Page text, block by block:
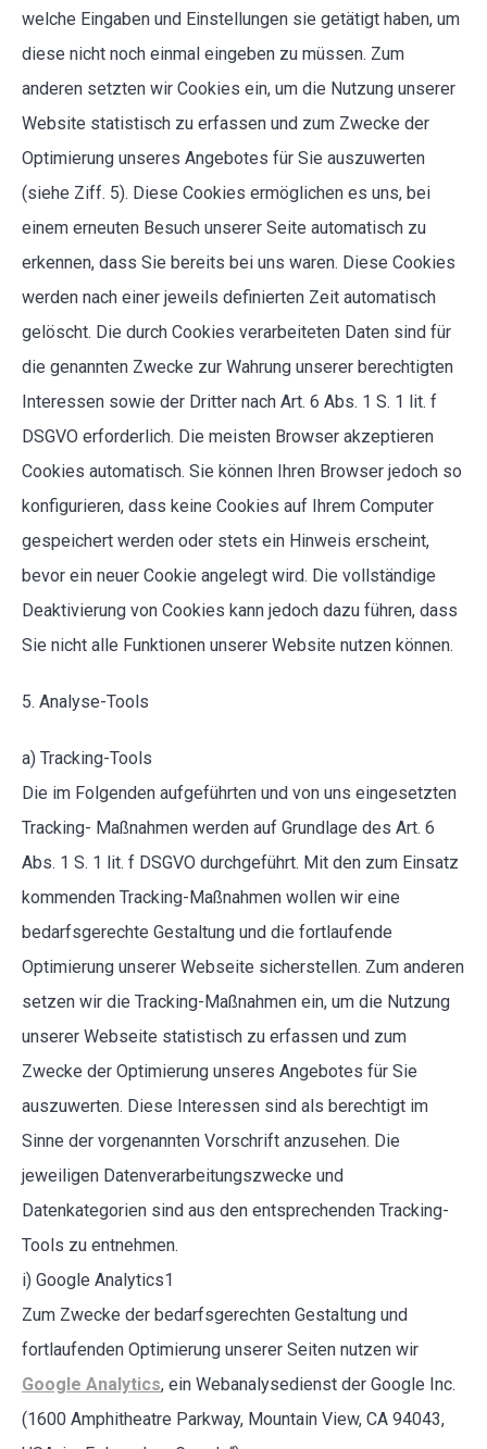
welche Eingaben und Einstellungen sie getätigt haben, um
diese nicht noch einmal eingeben zu müssen. Zum
anderen setzten wir Cookies ein, um die Nutzung unserer
Website statistisch zu erfassen und zum Zwecke der
Optimierung unseres Angebotes für Sie auszuwerten
(siehe Ziff. 5). Diese Cookies ermöglichen es uns, bei
einem erneuten Besuch unserer Seite automatisch zu
erkennen, dass Sie bereits bei uns waren. Diese Cookies
werden nach einer jeweils definierten Zeit automatisch
gelöscht. Die durch Cookies verarbeiteten Daten sind für
die genannten Zwecke zur Wahrung unserer berechtigten
Interessen sowie der Dritter nach Art. 6 Abs. 1 S. 1 lit. f
DSGVO erforderlich. Die meisten Browser akzeptieren
Cookies automatisch. Sie können Ihren Browser jedoch so
konfigurieren, dass keine Cookies auf Ihrem Computer
gespeichert werden oder stets ein Hinweis erscheint,
bevor ein neuer Cookie angelegt wird. Die vollständige
Deaktivierung von Cookies kann jedoch dazu führen, dass
Sie nicht alle Funktionen unserer Website nutzen können.
5. Analyse-Tools
a) Tracking-Tools
Die im Folgenden aufgeführten und von uns eingesetzten
Tracking- Maßnahmen werden auf Grundlage des Art. 6
Abs. 1 S. 1 lit. f DSGVO durchgeführt. Mit den zum Einsatz
kommenden Tracking-Maßnahmen wollen wir eine
bedarfsgerechte Gestaltung und die fortlaufende
Optimierung unserer Webseite sicherstellen. Zum anderen
setzen wir die Tracking-Maßnahmen ein, um die Nutzung
unserer Webseite statistisch zu erfassen und zum
Zwecke der Optimierung unseres Angebotes für Sie
auszuwerten. Diese Interessen sind als berechtigt im
Sinne der vorgenannten Vorschrift anzusehen. Die
jeweiligen Datenverarbeitungszwecke und
Datenkategorien sind aus den entsprechenden Tracking-
Tools zu entnehmen.
i) Google Analytics1
Zum Zwecke der bedarfsgerechten Gestaltung und
fortlaufenden Optimierung unserer Seiten nutzen wir
Google Analytics, ein Webanalysedienst der Google Inc.
(1600 Amphitheatre Parkway, Mountain View, CA 94043,